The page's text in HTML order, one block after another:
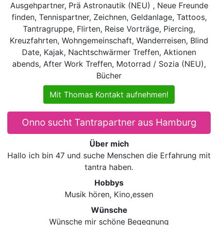
Ausgehpartner, Prä Astronautik (NEU) , Neue Freunde
finden, Tennispartner, Zeichnen, Geldanlage, Tattoos,
Tantragruppe, Flirten, Reise Vorträge, Piercing,
Kreuzfahrten, Wohngemeinschaft, Wanderreisen, Blind
Date, Kajak, Nachtschwärmer Treffen, Aktionen
abends, After Work Treffen, Motorrad / Sozia (NEU),
Bücher
Mit Thomas Kontakt aufnehmen!
Onno sucht Tantrapartner aus Hamburg
Über mich
Hallo ich bin 47 und suche Menschen die Erfahrung mit
tantra haben.
Hobbys
Musik hören, Kino,essen
Wünsche
Wünsche mir schöne Begegnung